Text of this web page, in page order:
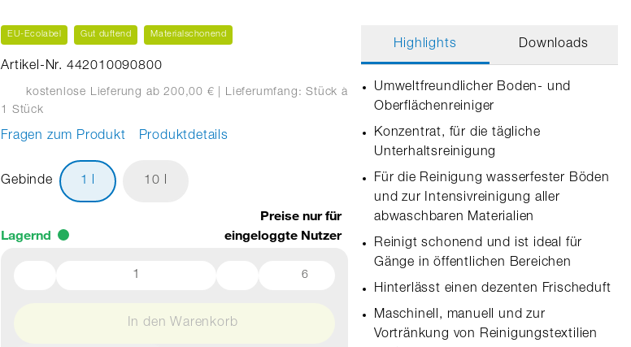
EU-Ecolabel Gut duftend Materialschonend
Artikel-Nr. 442010090800
kostenlose Lieferung ab 200,00 € | Lieferumfang: Stück à
1 Stück
Fragen zum Produkt Produktdetails
Gebinde 1 l 10 l
Lagernd
Preise nur für
eingeloggte Nutzer
6
In den Warenkorb
Highlights Downloads
Umweltfreundlicher Boden- und
Oberflächenreiniger
Konzentrat, für die tägliche
Unterhaltsreinigung
Für die Reinigung wasserfester Böden
und zur Intensivreinigung aller
abwaschbaren Materialien
Reinigt schonend und ist ideal für
Gänge in öffentlichen Bereichen
Hinterlässt einen dezenten Frischeduft
Maschinell, manuell und zur
Vortränkung von Reinigungstextilien